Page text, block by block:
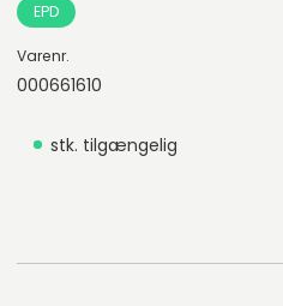
EPD
Varenr.
000661610
stk. tilgængelig